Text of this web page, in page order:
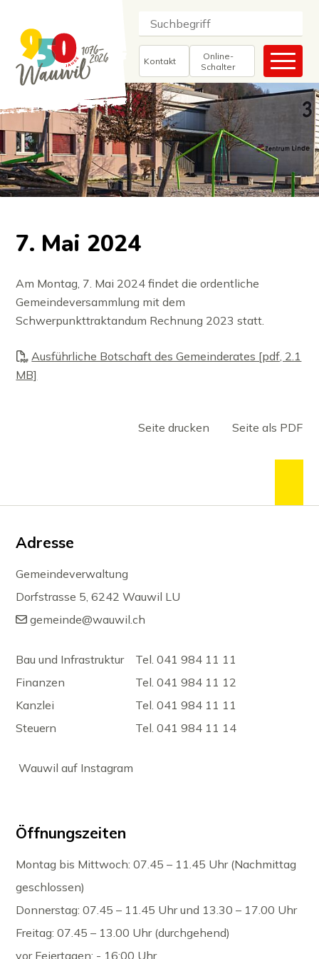
Navigieren in Wauwil
Kontakt
Online-
Schalter
Suche
Suchbegriff
7. Mai 2024
Am Montag, 7. Mai 2024 findet die ordentliche
Gemeindeversammlung mit dem
Schwerpunkttraktandum Rechnung 2023 statt.
Ausführliche Botschaft des Gemeinderates [pdf, 2.1
MB]
Seite drucken Seite als PDF
Footer
Adresse
Gemeindeverwaltung
Dorfstrasse 5, 6242 Wauwil LU
gemeinde@wauwil.ch
Bau und Infrastruktur
Tel. 041 984 11 11
Finanzen
Tel. 041 984 11 12
Kanzlei
Tel. 041 984 11 11
Steuern
Tel. 041 984 11 14
Wauwil auf Instagram
Öffnungszeiten
Montag bis Mittwoch: 07.45 – 11.45 Uhr (Nachmittag
geschlossen)
Donnerstag: 07.45 – 11.45 Uhr und 13.30 – 17.00 Uhr
Freitag: 07.45 – 13.00 Uhr (durchgehend)
vor Feiertagen: - 16:00 Uhr